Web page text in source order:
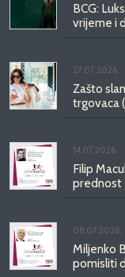
BCG:
vrijeme i
27.07.2026.
Zašto
trgovaca
14.07.2026.
Filip
prednost
08.07.2026.
Miljenko
pomisliti